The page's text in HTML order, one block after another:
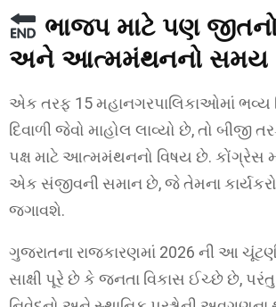
ભાજપ માટે પણ
અને આત્મમંથનનો સમય
એક તરફ 15 મહાનગરપાલિકાઓમાં ભવ્ય
દિવાળી જેવો માહોલ લાવ્યો છે, તો બીજી
પક્ષ માટે આત્મમંથનનો વિષય છે. કોંગ્રેસ
એક સંજીવની સમાન છે, જે તેમના
જગાવશે.
ગુજરાતના રાજકારણમાં 2026 ની આ
સાક્ષી પૂરે છે કે જનતા વિકાસ ઈચ્છે છે,